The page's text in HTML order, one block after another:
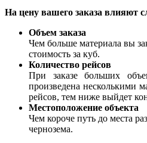
На цену вашего заказа влияют
Объем заказа
Чем больше материала вы
стоимость за куб.
Количество рейсов
При заказе больших
произведена несколькими
рейсов, тем ниже выйдет
Местоположение объекта
Чем короче путь до места
чернозема.